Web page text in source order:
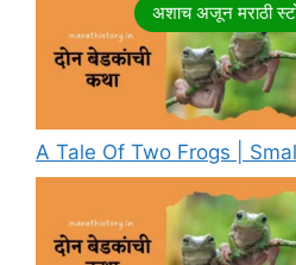
A Tale Of Two Frogs |